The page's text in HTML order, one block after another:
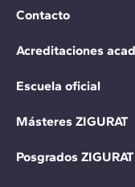
Contacto
Acreditaciones
Escuela oficial
Másteres ZIGURAT
Posgrados ZIGURAT